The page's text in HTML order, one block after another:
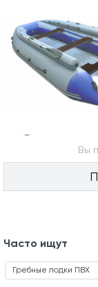
Вы
Часто ищут
Гребные лодки ПВХ